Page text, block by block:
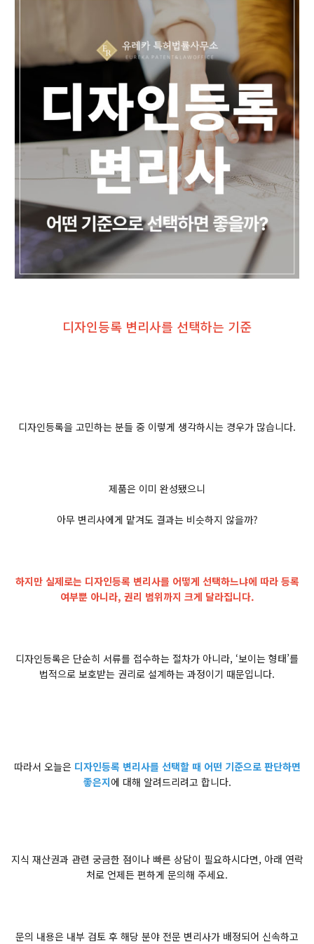
​디자인등록 변리사를 선택하는 기준
디자인등록을 고민하는 분들 중 이렇게 생각하시는 경우가 많습니다.
제품은 이미 완성됐으니
아무 변리사에게 맡겨도 결과는 비슷하지 않을까?
하지만 실제로는 디자인등록 변리사를 어떻게 선택하느냐에 따라 등록
여부뿐 아니라, 권리 범위까지 크게 달라집니다.
디자인등록은 단순히 서류를 접수하는 절차가 아니라, ‘보이는 형태’를
법적으로 보호받는 권리로 설계하는 과정이기 때문입니다.
따라서 오늘은 디자인등록 변리사를 선택할 때 어떤 기준으로 판단하면
좋은지에 대해 알려드리려고 합니다.
지식 재산권과 관련 궁금한 점이나 빠른 상담이 필요하시다면, 아래 연락
처로 언제든 편하게 문의해 주세요.
문의 내용은 내부 검토 후 해당 분야 전문 변리사가 배정되어 신속하고